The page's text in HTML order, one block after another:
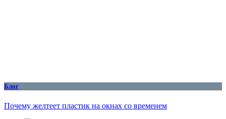
Блог
Почему желтеет пластик на окнах со временем